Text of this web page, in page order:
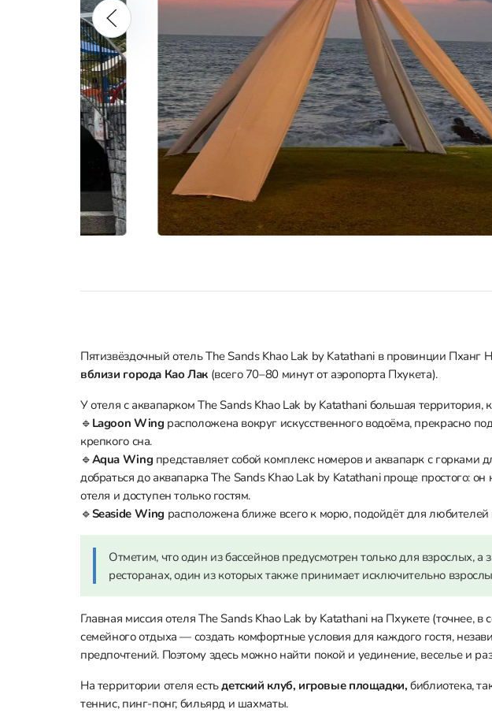
Пятизвёздочный отель The Sands Khao Lak by Katathani в провинции Пханг
вблизи города Као Лак (всего 70–80 минут от аэропорта Пхукета).
У отеля с аквапарком The Sands Khao Lak by Katathani большая территория,
🔹Lagoon Wing расположена вокруг искусственного водоёма, прекрасно
крепкого сна.
🔹Aqua Wing представляет собой комплекс номеров и аквапарк с горками
добраться до аквапарка The Sands Khao Lak by Katathani проще простого:
отеля и доступен только гостям.
🔹Seaside Wing расположена ближе всего к морю, подойдёт для
Отметим, что один из бассейнов предусмотрен только для взрослых, а
ресторанах, один из которых также принимает исключительно
Главная миссия отеля The Sands Khao Lak by Katathani на Пхукете (точнее,
семейного отдыха — создать комфортные условия для каждого гостя,
предпочтений. Поэтому здесь можно найти покой и уединение, веселье и
На территории отеля естьдетский клуб, игровые площадки,библиотека,
теннис, пинг-понг, бильярд и шахматы.